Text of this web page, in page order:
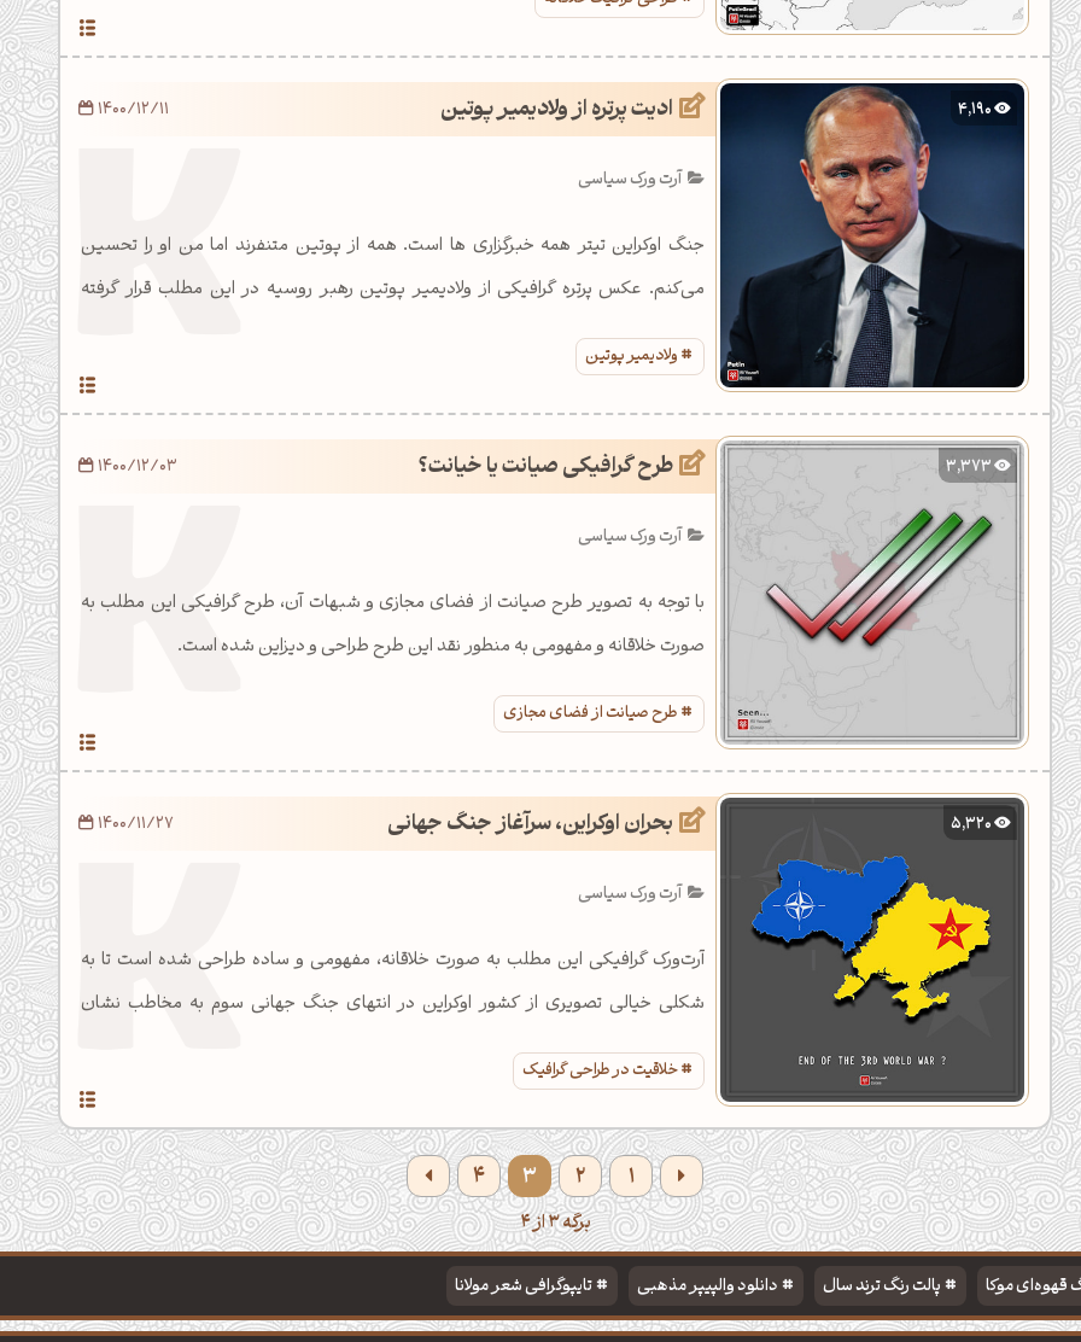
4,190 ادیت پرتره از ولادیمیر پوتین
آرت ورک سیاسی
جنگ اوکراین تیتر همه خبرگزاری ها است. همه از پوتین متنفرند اما من او را تحسین
می‌کنم. عکس پرتره گرافیکی از ولادیمیر پوتین رهبر روسیه در این مطلب قرار گرفته
است.
ولادیمیر پوتین
1400/12/11
3,373 طرح گرافیکی صیانت یا خیانت؟
آرت ورک سیاسی
با توجه به تصویر طرح صیانت از فضای مجازی و شبهات آن، طرح گرافیکی این مطلب به
صورت خلاقانه و مفهومی به منطور نقد این طرح طراحی و دیزاین شده است.
طرح صیانت از فضای مجازی
1400/12/03
5,320 بحران اوکراین، سرآغاز جنگ جهانی
آرت ورک سیاسی
آرت‌ورک گرافیکی این مطلب به صورت خلاقانه، مفهومی و ساده طراحی شده است تا به
شکلی خیالی تصویری از کشور اوکراین در انتهای جنگ جهانی سوم به مخاطب نشان
دهند.
خلاقیت در طراحی گرافیک
1400/11/27
1
2
3
4
برگه 3 از 4
قهوه‌ای موکا پالت رنگ ترند سال دانلود والپیپر مذهبی تایپوگرافی شعر مولانا